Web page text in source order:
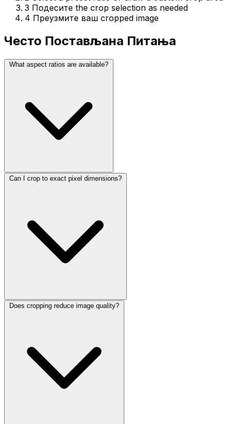
3 Подесите the crop selection as needed
4 Преузмите ваш cropped image
Често Постављана Питања
What aspect ratios are available?
Can I crop to exact pixel dimensions?
Does cropping reduce image quality?